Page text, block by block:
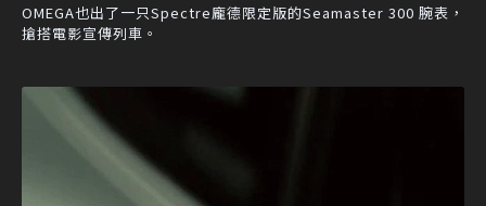
OMEGA也出了一只Spectre龐德限定版的Seamaster 300 腕表，
搶搭電影宣傳列車。